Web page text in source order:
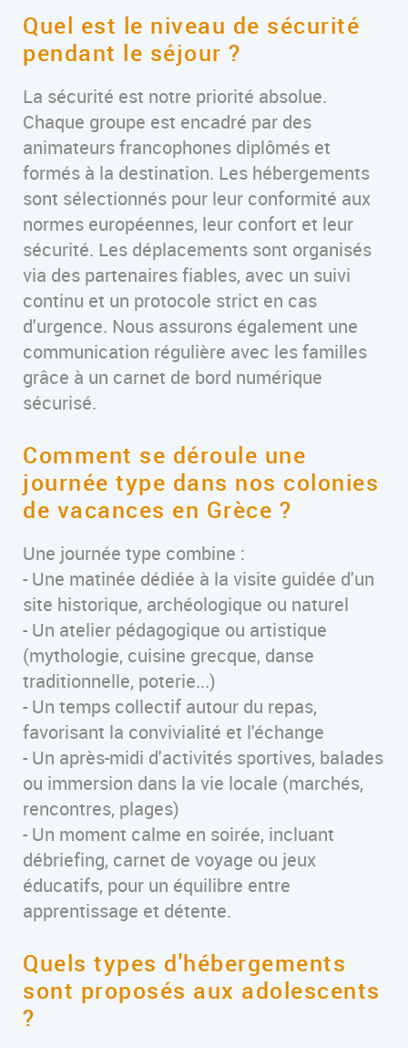
Quel est le niveau de sécurité
pendant le séjour ?
La sécurité est notre priorité absolue.
Chaque groupe est encadré par des
animateurs francophones diplômés et
formés à la destination. Les hébergements
sont sélectionnés pour leur conformité aux
normes européennes, leur confort et leur
sécurité. Les déplacements sont organisés
via des partenaires fiables, avec un suivi
continu et un protocole strict en cas
d'urgence. Nous assurons également une
communication régulière avec les familles
grâce à un carnet de bord numérique
sécurisé.
Comment se déroule une
journée type dans nos colonies
de vacances en Grèce ?
Une journée type combine :
- Une matinée dédiée à la visite guidée d'un
site historique, archéologique ou naturel
- Un atelier pédagogique ou artistique
(mythologie, cuisine grecque, danse
traditionnelle, poterie...)
- Un temps collectif autour du repas,
favorisant la convivialité et l'échange
- Un après-midi d'activités sportives, balades
ou immersion dans la vie locale (marchés,
rencontres, plages)
- Un moment calme en soirée, incluant
débriefing, carnet de voyage ou jeux
éducatifs, pour un équilibre entre
apprentissage et détente.
Quels types d'hébergements
sont proposés aux adolescents
?